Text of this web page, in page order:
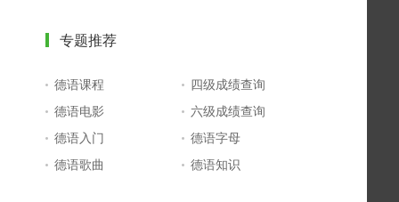
专题推荐
德语课程
四级成绩查询
德语电影
六级成绩查询
德语入门
德语字母
德语歌曲
德语知识